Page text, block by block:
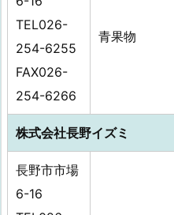
TEL026-
254-6255
FAX026-
254-6266
青果物
株式会社長野イズミ
長野市市場
6-16